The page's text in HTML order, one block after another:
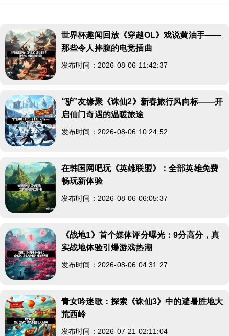
世界杯趣闻回放《穿越OL》戏说黄油手——
那些令人捧腹的电竞插曲
发布时间：2026-08-06 11:42:37
“驴”友缘聚《诛仙2》新春旅行风向标——开
启仙门奇遇的温暖旅途
发布时间：2026-08-06 10:24:52
在韩国网吧玩《英雄联盟》：全部英雄免费
畅玩新体验
发布时间：2026-08-06 06:05:37
《战地1》首个媒体评分曝光：9分高分，真
实战地体验引爆游戏热潮
发布时间：2026-08-06 04:31:27
青女吟迷歌：探索《诛仙3》中的避暑胜地大
荒西岭
发布时间：2026-07-21 02:11:04